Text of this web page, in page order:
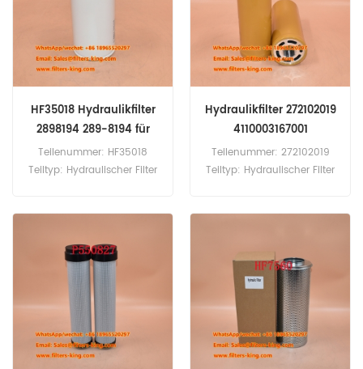
LB95B NH75 NH85 NH95.
EB 406, EB 506, EB 506 C, EB
506 P, EB 706, EC 35, EC 50
cc.
HF35018 Hydraulikfilter
2898194 289-8194 für
580 E110
Teilenummer: HF35018
Teiltyp: Hydraulischer Filter
2898194 Verwendung für
Caterpillar 550 554 570
E200B E240 E240B E300
E450.
Hydraulikfilter 272102019
4110003167001
Teilenummer: 272102019
Teiltyp: Hydraulischer Filter
Verwendung für SDLG L933
L936 L938 L946 L948 L953F
L956F.